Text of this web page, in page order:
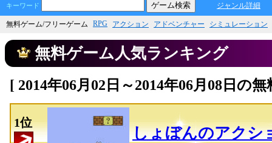
キーワード ジャンル詳細
無料ゲーム/フリーゲーム RPG アクション アドベンチャー シミュレーション
無料ゲーム人気ランキング
[ 2014年06月02日～2014年06月08日の
1位
しょぼんのアクシ